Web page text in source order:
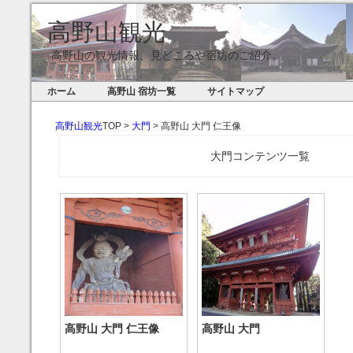
高野山観光
高野山の観光情報、見どころや宿坊のご紹介。
ホーム 高野山 宿坊一覧 サイトマップ
高野山観光TOP > 大門 > 高野山 大門 仁王像
大門コンテンツ一覧
高野山 大門 仁王像 高野山 大門